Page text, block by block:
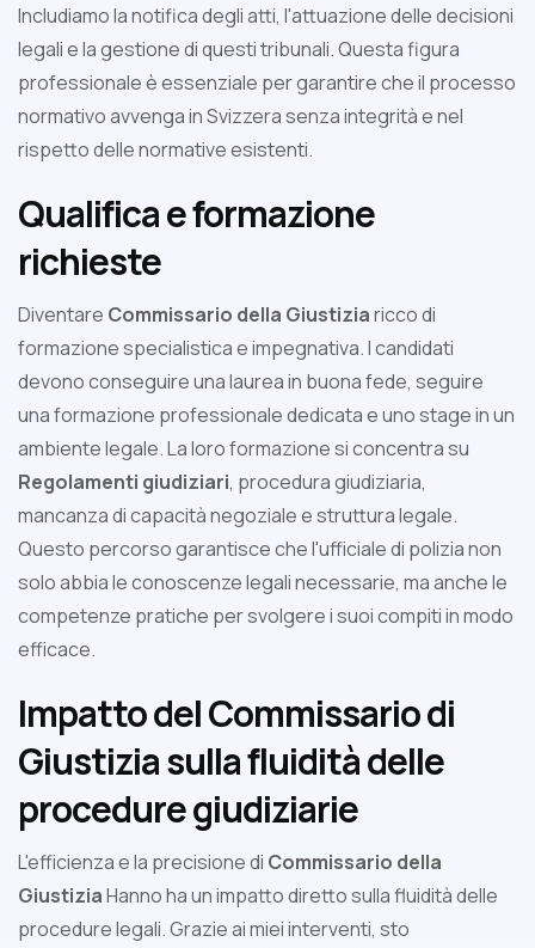
Includiamo la notifica degli atti, l'attuazione delle decisioni
legali e la gestione di questi tribunali. Questa figura
professionale è essenziale per garantire che il processo
normativo avvenga in Svizzera senza integrità e nel
rispetto delle normative esistenti.
Qualifica e formazione
richieste
Diventare Commissario della Giustiziaricco di
formazione specialistica e impegnativa. I candidati
devono conseguire una laurea in buona fede, seguire
una formazione professionale dedicata e uno stage in un
ambiente legale. La loro formazione si concentra su
Regolamenti giudiziari, procedura giudiziaria,
mancanza di capacità negoziale e struttura legale.
Questo percorso garantisce che l'ufficiale di polizia non
solo abbia le conoscenze legali necessarie, ma anche le
competenze pratiche per svolgere i suoi compiti in modo
efficace.
Impatto del Commissario di
Giustizia sulla fluidità delle
procedure giudiziarie
L'efficienza e la precisione di Commissario della
GiustiziaHanno ha un impatto diretto sulla fluidità delle
procedure legali. Grazie ai miei interventi, sto